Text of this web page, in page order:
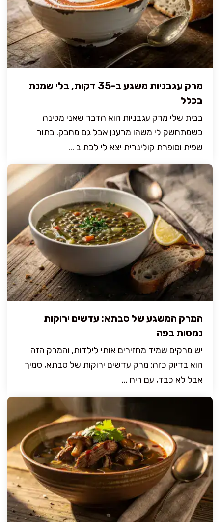
מרק עגבניות משגע ב-35 דקות, בלי שמנת
בכלל
בבית שלי מרק עגבניות הוא הדבר שאני מכינה
כשמתחשק לי משהו מרענן אבל גם מחבק. בתור
שפית וסופרת קולינרית יצא לי לכתוב ...
המרק המשגע של סבתא: עדשים ירוקות
נמסות בפה
יש מרקים שמיד מחזירים אותי לילדות, והמרק הזה
הוא בדיוק כזה: מרק עדשים ירוקות של סבתא, סמיך
אבל לא כבד, עם ריח ...